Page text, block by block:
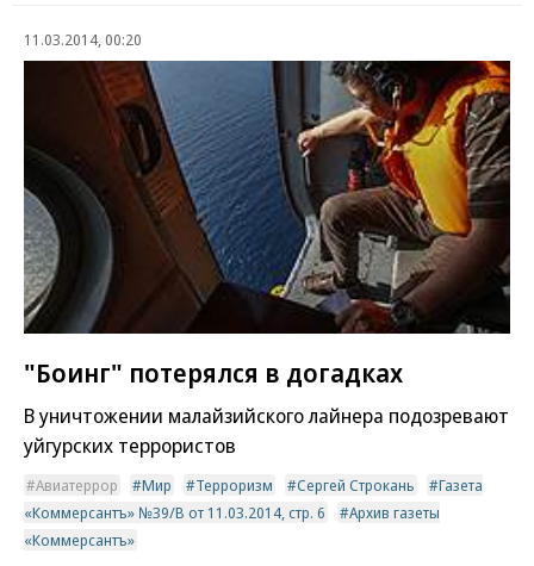
11.03.2014, 00:20
"Боинг" потерялся в догадках
В уничтожении малайзийского лайнера подозревают
уйгурских террористов
Авиатеррор Мир Терроризм Сергей Строкань
Газета
«Коммерсантъ» №39/В от 11.03.2014, стр. 6
Архив газеты
«Коммерсантъ»